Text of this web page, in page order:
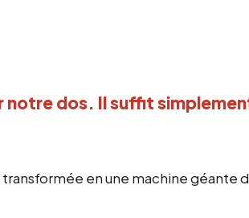
dos. Il suffit
en une machine géante